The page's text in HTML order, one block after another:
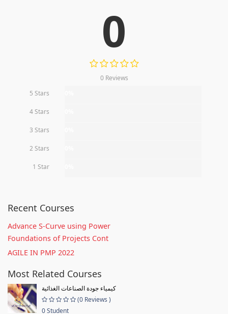
0
0 Reviews
5 Stars
4 Stars
3 Stars
2 Stars
1 Star
Recent Courses
Advance S-Curve using Power
Foundations of Projects Cont
AGILE IN PMP 2022
Most Related Courses
كيمياء جودة الصناعات الغذائية
(0 Reviews )
0 Student